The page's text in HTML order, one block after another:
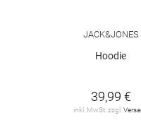
JACK&JONES
Hoodie
39,99 €
inkl. MwSt. zzgl.